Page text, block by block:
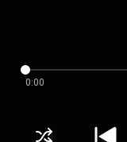
0:00